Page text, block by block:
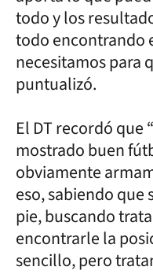
todo y los
todo encontrando
necesitamos para
puntualizó.
El DT recordó que
mostrado buen
obviamente
eso, sabiendo que
pie, buscando
encontrarle la
sencillo, pero